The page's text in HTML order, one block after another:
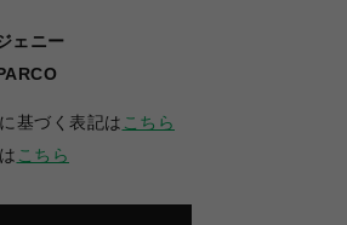
ェニー
基づく表記は こちら
こちら